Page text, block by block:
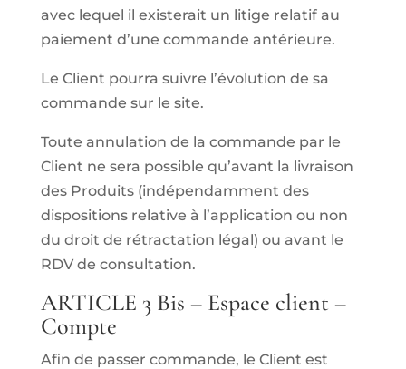
avec lequel il existerait un litige relatif au
paiement d’une commande antérieure.
Le Client pourra suivre l’évolution de sa
commande sur le site.
Toute annulation de la commande par le
Client ne sera possible qu’avant la livraison
des Produits (indépendamment des
dispositions relative à l’application ou non
du droit de rétractation légal) ou avant le
RDV de consultation.
ARTICLE 3 Bis – Espace client –
Compte
Afin de passer commande, le Client est